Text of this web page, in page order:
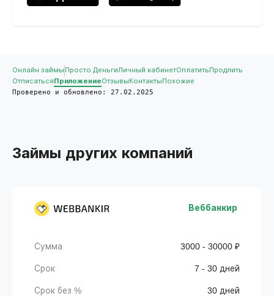
Онлайн займы Просто ДеньгиЛичный кабинетОплатитьПродлить
ОтписатьсяПриложениеОтзывыКонтактыПохожие
Проверено и обновлено: 27.02.2025
Займы других компаний
Веббанкир
Сумма 3000 - 30000 ₽
Срок 7 - 30 дней
Срок без % 30 дней